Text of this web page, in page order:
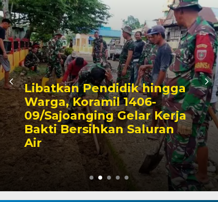
Triwulan II 2026,
Pendapatan Makassar
Capai 49 Persen, Surplus
Rp130 Miliar